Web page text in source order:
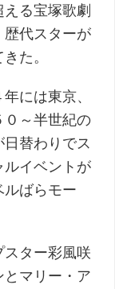
る宝塚歌劇
歴代スターが
た。
には東京、
０～半世紀の
替わりでス
ルイベントが
ばらモー
ター彩風咲
マリー・ア